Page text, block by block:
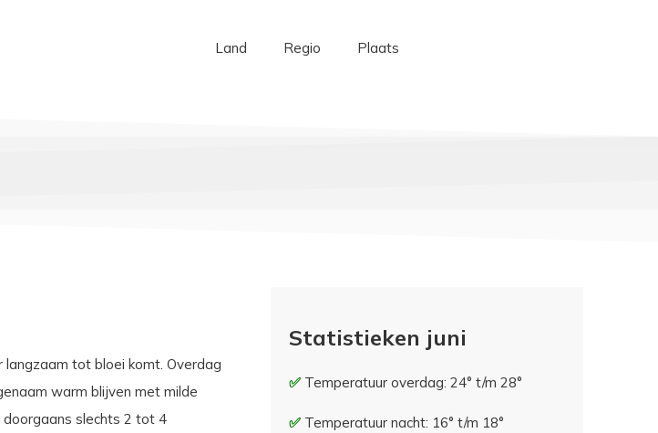
Land Regio Plaats
langzaam tot bloei komt. Overdag
warm blijven met milde
doorgaans slechts 2 tot 4
Statistieken juni
Temperatuur overdag: 24° t/m 28°
Temperatuur nacht: 16° t/m 18°